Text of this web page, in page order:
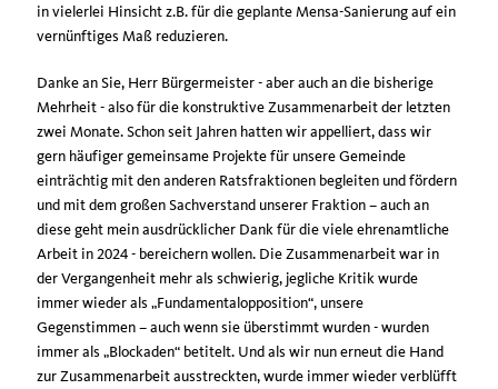
in vielerlei Hinsicht z.B. für die geplante Mensa-Sanierung auf ein
vernünftiges Maß reduzieren.
Danke an Sie, Herr Bürgermeister - aber auch an die bisherige
Mehrheit - also für die konstruktive Zusammenarbeit der letzten
zwei Monate. Schon seit Jahren hatten wir appelliert, dass wir
gern häufiger gemeinsame Projekte für unsere Gemeinde
einträchtig mit den anderen Ratsfraktionen begleiten und fördern
und mit dem großen Sachverstand unserer Fraktion – auch an
diese geht mein ausdrücklicher Dank für die viele ehrenamtliche
Arbeit in 2024 - bereichern wollen. Die Zusammenarbeit war in
der Vergangenheit mehr als schwierig, jegliche Kritik wurde
immer wieder als „Fundamentalopposition“, unsere
Gegenstimmen – auch wenn sie überstimmt wurden - wurden
immer als „Blockaden“ betitelt. Und als wir nun erneut die Hand
zur Zusammenarbeit ausstreckten, wurde immer wieder verblüfft